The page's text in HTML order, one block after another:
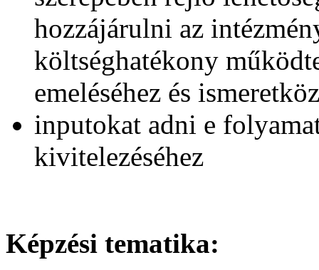
hozzájárulni az
költséghatékony
emeléséhez és
inputokat adni e
kivitelezéséhez
Képzési tematika: